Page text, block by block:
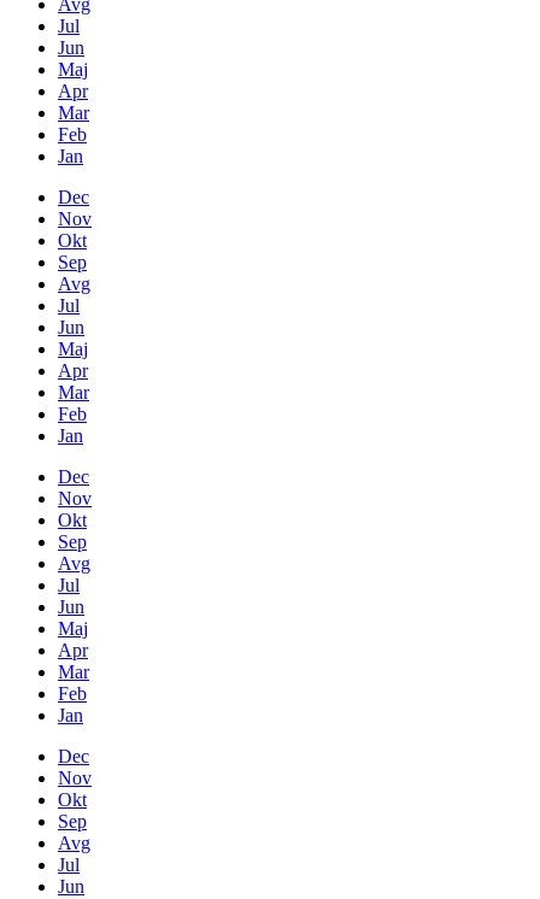
Jul
Jun
Maj
Apr
Mar
Feb
Jan
Dec
Nov
Okt
Sep
Avg
Jul
Jun
Maj
Apr
Mar
Feb
Jan
Dec
Nov
Okt
Sep
Avg
Jul
Jun
Maj
Apr
Mar
Feb
Jan
Dec
Nov
Okt
Sep
Avg
Jul
Jun